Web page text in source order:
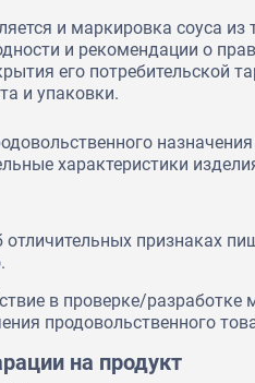
и маркировка соуса
и рекомендации о
его потребительской
и упаковки.
характеристики
отличительных признаках
в проверке/разработке
продовольственного
на продукт